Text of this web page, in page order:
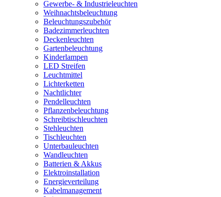
Gewerbe- & Industrieleuchten
Weihnachtsbeleuchtung
Beleuchtungszubehör
Badezimmerleuchten
Deckenleuchten
Gartenbeleuchtung
Kinderlampen
LED Streifen
Leuchtmittel
Lichterketten
Nachtlichter
Pendelleuchten
Pflanzenbeleuchtung
Schreibtischleuchten
Stehleuchten
Tischleuchten
Unterbauleuchten
Wandleuchten
Batterien & Akkus
Elektroinstallation
Energieverteilung
Kabelmanagement